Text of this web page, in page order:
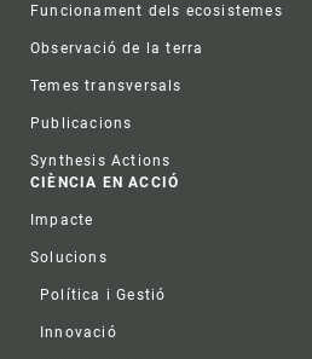
Funcionament dels ecosistemes
Observació de la terra
Temes transversals
Publicacions
Synthesis Actions
CIÈNCIA EN ACCIÓ
Impacte
Solucions
Política i Gestió
Innovació